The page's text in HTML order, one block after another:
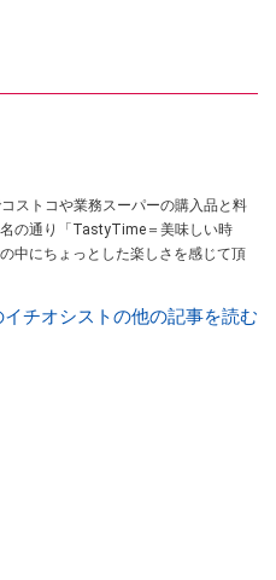
コストコや業務スーパーの購入品と料
の通り「TastyTime＝美味しい時
中にちょっとした楽しさを感じて頂
イチオシストの他の記事を読む